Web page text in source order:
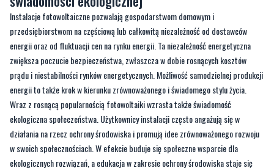
Instalacje fotowoltaiczne pozwalają gospodarstwom domowym i
przedsiębiorstwom na częściową lub całkowitą niezależność od dostawców
energii oraz od fluktuacji cen na rynku energii. Ta niezależność energetyczna
zwiększa poczucie bezpieczeństwa, zwłaszcza w dobie rosnących kosztów
prądu i niestabilności rynków energetycznych. Możliwość samodzielnej produkcji
energii to także krok w kierunku zrównoważonego i świadomego stylu życia.
Wraz z rosnącą popularnością fotowoltaiki wzrasta także świadomość
ekologiczna społeczeństwa. Użytkownicy instalacji często angażują się w
działania na rzecz ochrony środowiska i promują idee zrównoważonego rozwoju
w swoich społecznościach. W efekcie buduje się społeczne wsparcie dla
ekologicznych rozwiązań, a edukacja w zakresie ochrony środowiska staje się